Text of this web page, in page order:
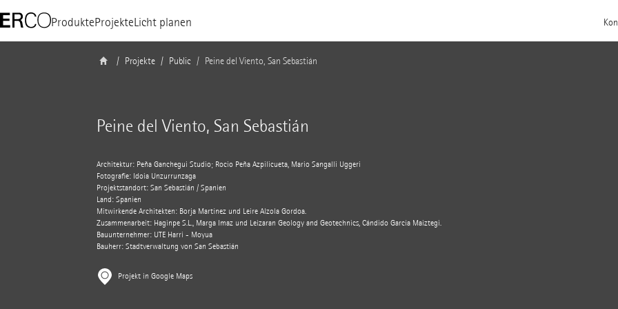
ProdukteProjekteLicht planen
Projekte Public Peine del Viento, San Sebastián
Peine del Viento, San Sebastián
Architektur: Peña Ganchegui Studio; Rocio Peña Azpilicueta, Mario Sangalli Uggeri
Fotografie: Idoia Unzurrunzaga
Projektstandort: San Sebastián / Spanien
Land: Spanien
Mitwirkende Architekten: Borja Martínez und Leire Alzola Gordoa.
Zusammenarbeit: Haginpe S.L., Marga Imaz und Leizaran Geology and Geotechnics, Cándido García Maiztegi.
Bauunternehmer: UTE Harri - Moyua
Bauherr: Stadtverwaltung von San Sebastián
Projekt in Google Maps